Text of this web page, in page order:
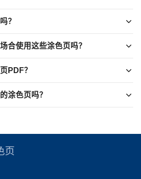
？
合使用这些涂色页吗？
PDF？
涂色页吗？
页